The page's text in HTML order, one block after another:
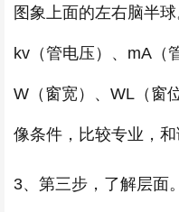
图象上面的左右脑半
kv（管电压）、mA（
W（窗宽）、WL（窗
像条件，比较专业，和
3、第三步，了解层面